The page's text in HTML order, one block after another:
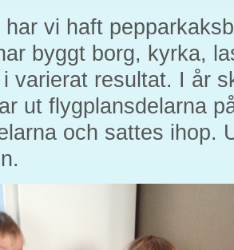
har vi haft
byggt borg, kyrka,
varierat resultat. I år
ut flygplansdelarna
och sattes ihop.